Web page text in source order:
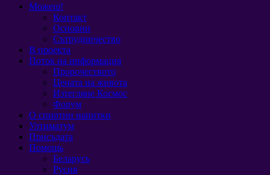
Можеш!
Контакт
Основни
Сътрудничество
В проекта
Поток на информация
Пророчеството
Цената на живота
Изтегляне Космос
Форум
O спиртни напитки
Ултиматум
Присъдата
Помощь
Беларусь
Русия